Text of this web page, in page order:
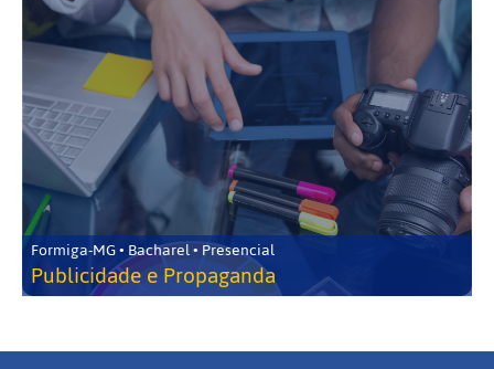
Formiga-MG • Bacharel • Presencial
Publicidade e Propaganda